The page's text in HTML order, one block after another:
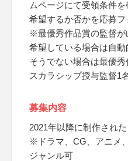
ムページにて受領条件
希望するか否かを応募フ
※最優秀作品賞の監督が
希望している場合は自動
そうでない場合は最優
スカラシップ授与監督1
募集内容
2021年以降に制作され
※ドラマ、CG、アニメ
ジャンル可